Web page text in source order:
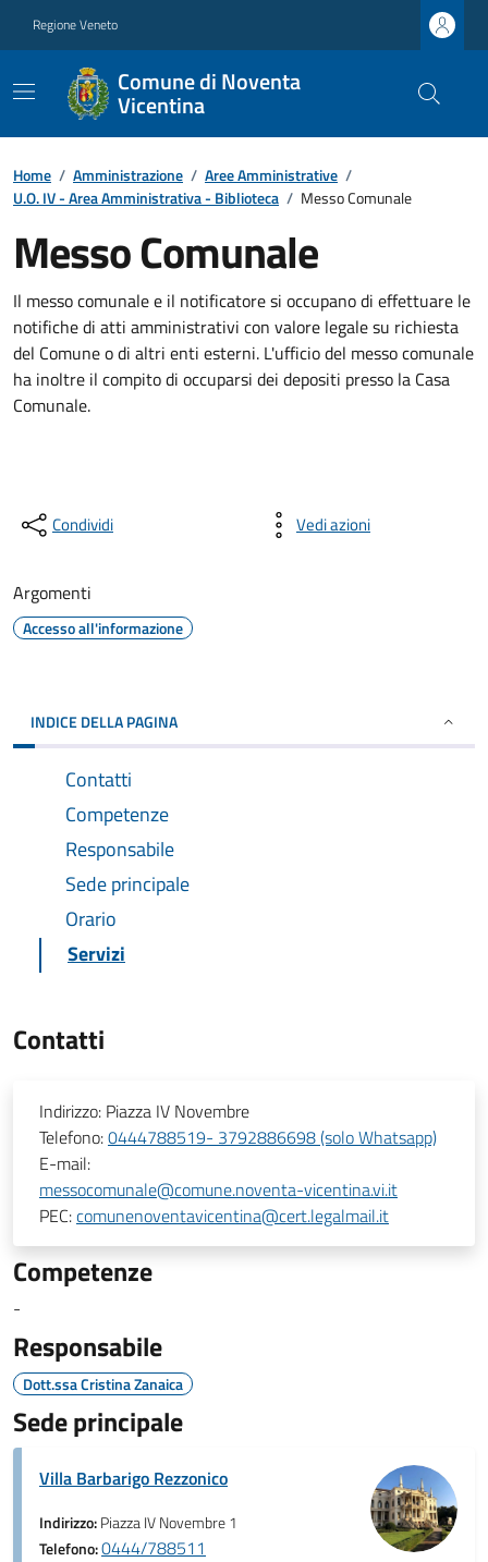
Regione Veneto
Comune di Noventa
Vicentina
Home / Amministrazione / Aree Amministrative /
U.O. IV - Area Amministrativa - Biblioteca / Messo Comunale
Messo Comunale
Il messo comunale e il notificatore si occupano di effettuare le
notifiche di atti amministrativi con valore legale su richiesta
del Comune o di altri enti esterni. L'ufficio del messo comunale
ha inoltre il compito di occuparsi dei depositi presso la Casa
Comunale.
Condividi Vedi azioni
Argomenti
Accesso all'informazione
INDICE DELLA PAGINA
Contatti
Competenze
Responsabile
Sede principale
Orario
Servizi
Contatti
Indirizzo: Piazza IV Novembre
Telefono:0444788519- 3792886698 (solo Whatsapp)
E-mail:
messocomunale@comune.noventa-vicentina.vi.it
PEC:comunenoventavicentina@cert.legalmail.it
Competenze
-
Responsabile
Dott.ssa Cristina Zanaica
Sede principale
Villa Barbarigo Rezzonico
Indirizzo:Piazza IV Novembre 1
Telefono:0444/788511